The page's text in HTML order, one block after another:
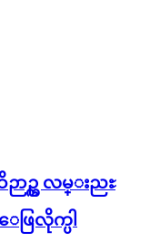
ာဥ္က လမ္းညႊ
ြလိုက္ပါ